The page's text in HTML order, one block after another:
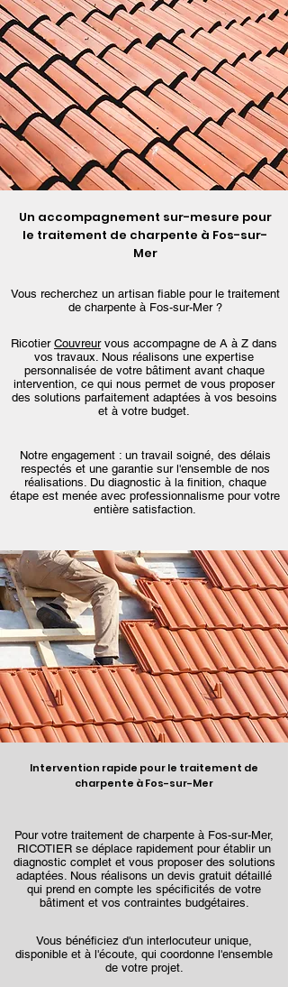
Un accompagnement sur-mesure pour
le traitement de charpente à Fos-sur-
Mer
Vous recherchez un artisan fiable pour le traitement
de charpente à Fos-sur-Mer ?
Ricotier Couvreur vous accompagne de A à Z dans
vos travaux. Nous réalisons une expertise
personnalisée de votre bâtiment avant chaque
intervention, ce qui nous permet de vous proposer
des solutions parfaitement adaptées à vos besoins
et à votre budget.
Notre engagement : un travail soigné, des délais
respectés et une garantie sur l'ensemble de nos
réalisations. Du diagnostic à la finition, chaque
étape est menée avec professionnalisme pour votre
entière satisfaction.
Intervention rapide pour le traitement de
charpente à Fos-sur-Mer
Pour votre traitement de charpente à Fos-sur-Mer,
RICOTIER se déplace rapidement pour établir un
diagnostic complet et vous proposer des solutions
adaptées. Nous réalisons un devis gratuit détaillé
qui prend en compte les spécificités de votre
bâtiment et vos contraintes budgétaires.
Vous bénéficiez d'un interlocuteur unique,
disponible et à l'écoute, qui coordonne l'ensemble
de votre projet.